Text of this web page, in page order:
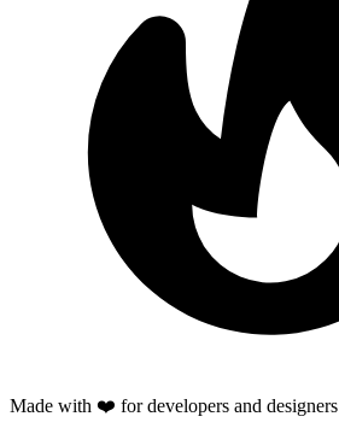
Made with ❤️ for developers and designers